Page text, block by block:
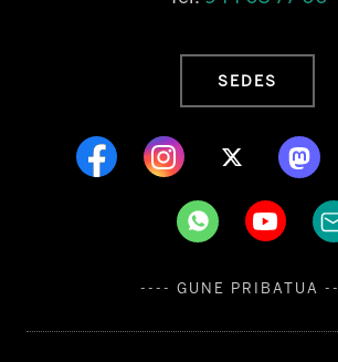
SEDES
---- GUNE PRIBATUA